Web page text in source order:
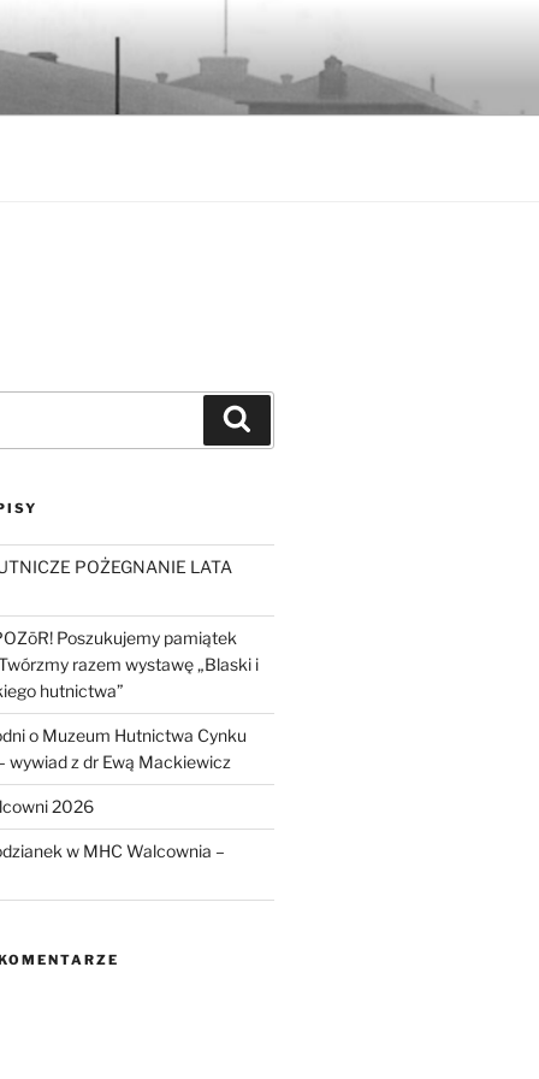
POŻEGNANIE LATA
Poszukujemy pamiątek
razem wystawę „Blaski i
hutnictwa”
o Muzeum Hutnictwa Cynku
wywiad z dr Ewą Mackiewicz
2026
w MHC Walcownia –